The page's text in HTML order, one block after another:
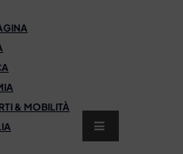
& MOBILITÀ